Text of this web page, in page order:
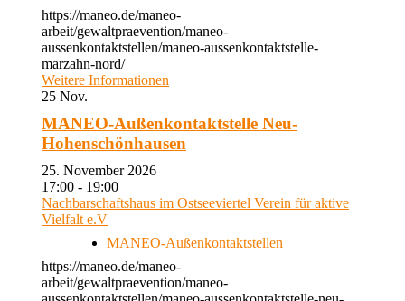
https://maneo.de/maneo-
arbeit/gewaltpraevention/maneo-
aussenkontaktstellen/maneo-aussenkontaktstelle-
marzahn-nord/
Weitere Informationen
25 Nov.
MANEO-Außenkontaktstelle Neu-
Hohenschönhausen
25. November 2026
17:00 - 19:00
Nachbarschaftshaus im Ostseeviertel Verein für aktive
Vielfalt e.V
MANEO-Außenkontaktstellen
https://maneo.de/maneo-
arbeit/gewaltpraevention/maneo-